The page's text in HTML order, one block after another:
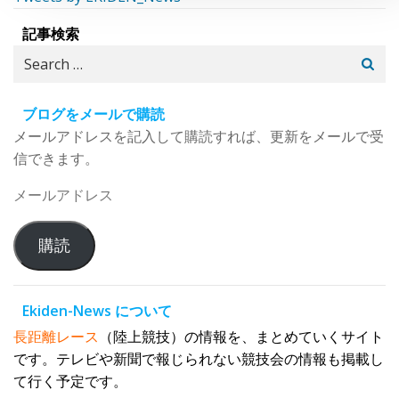
記事検索
Search
ブログをメールで購読
メールアドレスを記入して購読すれば、更新をメールで受
信できます。
メ
ル
ア
ド
レ
ス
購読
Ekiden-News について
長距離レース （陸上競技）の情報を、まとめていくサイト
です。テレビや新聞で報じられない競技会の情報も掲載し
て行く予定です。